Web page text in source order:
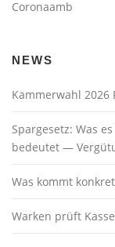
Coronaamb
NEWS
Kammerwahl 2026
Spargesetz: Was
bedeutet —
Was kommt
Warken prüft